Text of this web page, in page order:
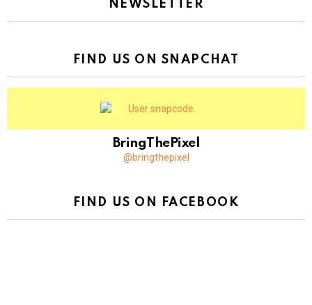
NEWSLETTER
FIND US ON SNAPCHAT
BringThePixel
@bringthepixel
FIND US ON FACEBOOK